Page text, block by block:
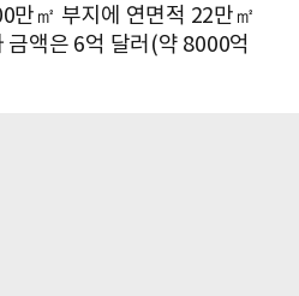
만㎡ 부지에 연면적 22만㎡
금액은 6억 달러(약 8000억